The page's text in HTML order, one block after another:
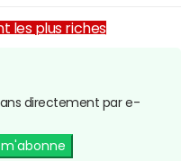
les plus riches
directement par e-